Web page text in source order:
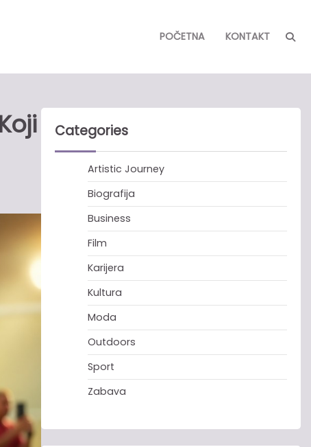
POČETNA KONTAKT
Categories
Artistic Journey
Biografija
Business
Film
Karijera
Kultura
Moda
Outdoors
Sport
Zabava